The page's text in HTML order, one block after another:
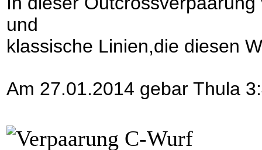
und
klassische Linien,die diesen
Am 27.01.2014 gebar Thula